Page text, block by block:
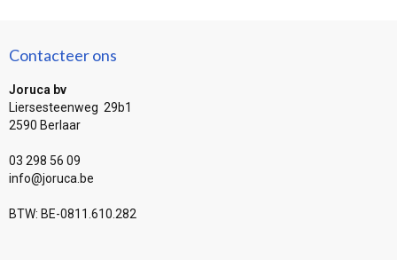
Contacteer ons
Joruca bv
Liersesteenweg 29b1
2590 Berlaar
03 298 56 09
info@joruca.be
BTW: BE-0811.610.282